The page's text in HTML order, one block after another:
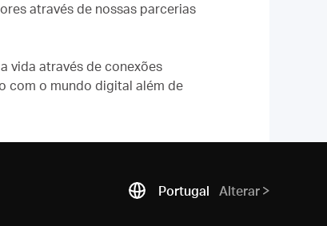
através de nossas parcerias
vida através de conexões
com o mundo digital além de
Portugal Alterar